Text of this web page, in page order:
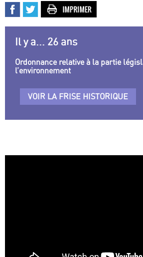
Il y a... 26 ans
Ordonnance relative à la partie
l’environnement
VOIR LA FRISE HISTORIQUE